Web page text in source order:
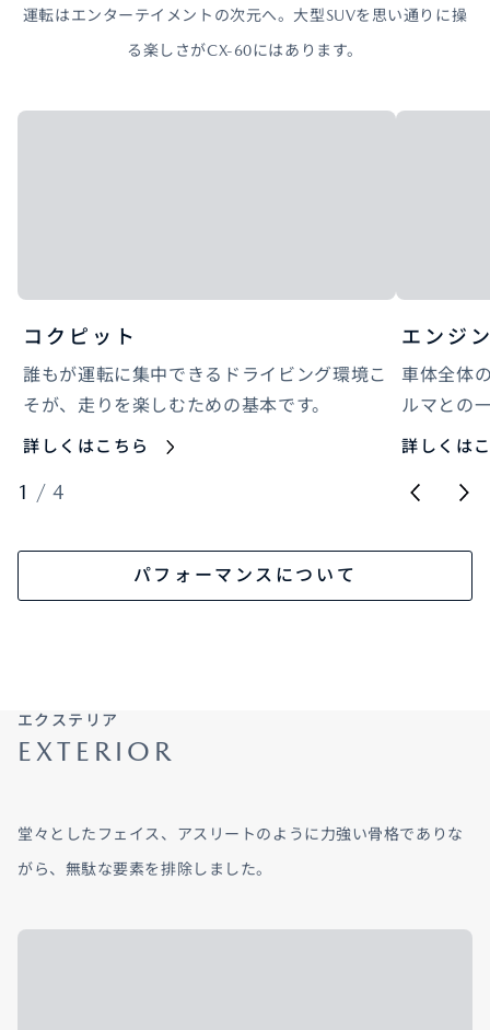
運転はエンターテイメントの次元へ。大型SUVを思い通りに操
る楽しさがCX-60にはあります。
コクピット
誰もが運転に集中できるドライビング環境こ
そが、走りを楽しむための基本です。
詳しくはこちら
エンジ
車体全体
ルマとの
詳しくは
1 / 4
パフォーマンスについて
エクステリア
EXTERIOR
堂々としたフェイス、アスリートのように力強い骨格でありな
がら、無駄な要素を排除しました。